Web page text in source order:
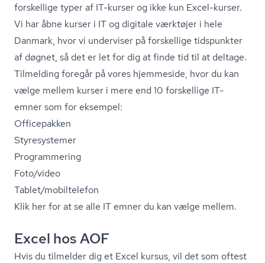
forskellige typer af IT-kurser og ikke kun Excel-kurser.
Vi har åbne kurser i IT og digitale værktøjer i hele
Danmark, hvor vi underviser på forskellige tidspunkter
af døgnet, så det er let for dig at finde tid til at deltage.
Tilmelding foregår på vores hjemmeside, hvor du kan
vælge mellem kurser i mere end 10 forskellige IT-
emner som for eksempel:
Officepakken
Styresystemer
Programmering
Foto/video
Tablet/mobiltelefon
Klik her for at se alle IT emner du kan vælge mellem.
Excel hos AOF
Hvis du tilmelder dig et Excel kursus, vil det som oftest